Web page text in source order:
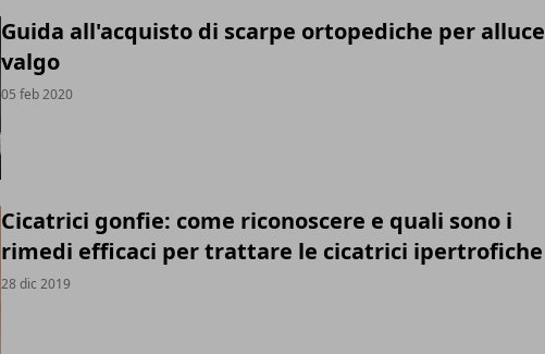
Guida all'acquisto di scarpe ortopediche per alluce
valgo
05 feb 2020
Cicatrici gonfie: come riconoscere e quali sono i
rimedi efficaci per trattare le cicatrici ipertrofiche
28 dic 2019